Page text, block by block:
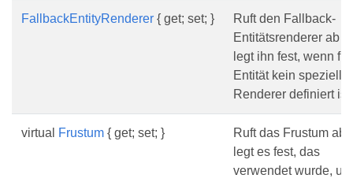
FallbackEntityRenderer { get; set; }
Ruft den Fallback-
Entitätsrenderer ab
legt ihn fest, wenn
Entität kein spezieller
Renderer definiert ist.
virtual Frustum { get; set; }
Ruft das Frustum ab
legt es fest, das
verwendet wurde,